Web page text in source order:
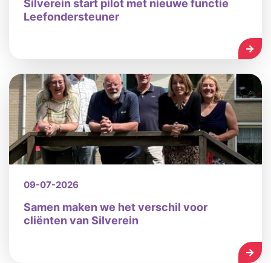
Silverein start pilot met nieuwe functie
Leefondersteuner
09-07-2026
Samen maken we het verschil voor
cliënten van Silverein